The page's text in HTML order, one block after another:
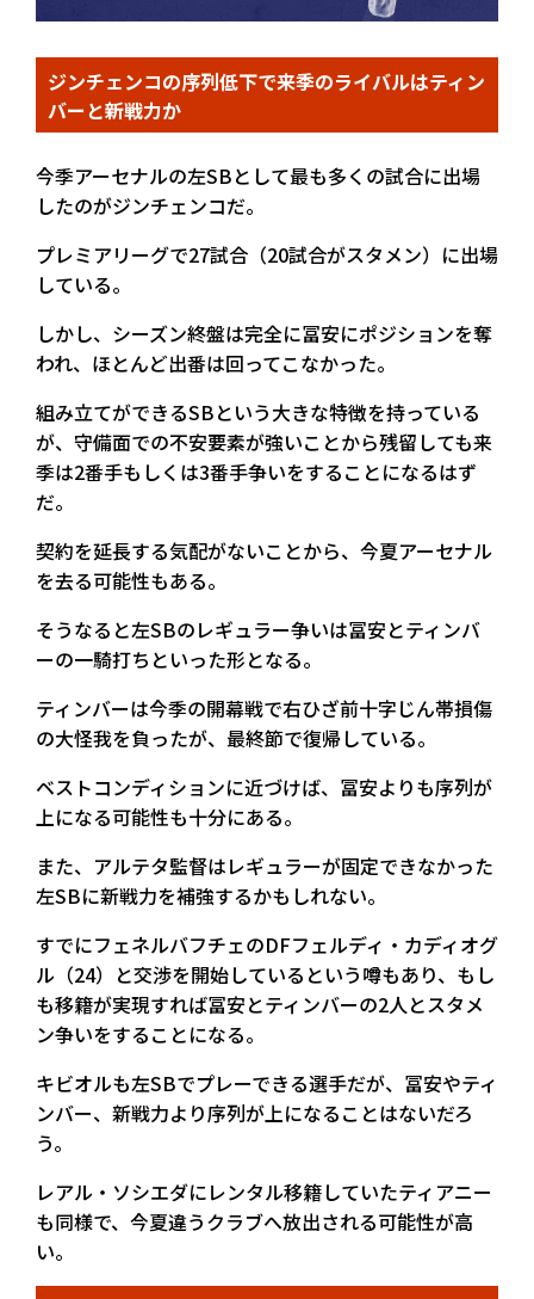
ジンチェンコの序列低下で来季のライバルはティン
バーと新戦力か
今季アーセナルの左SBとして最も多くの試合に出場
したのがジンチェンコだ。
プレミアリーグで27試合（20試合がスタメン）に出場
している。
しかし、シーズン終盤は完全に冨安にポジションを奪
われ、ほとんど出番は回ってこなかった。
組み立てができるSBという大きな特徴を持っている
が、守備面での不安要素が強いことから残留しても来
季は2番手もしくは3番手争いをすることになるはず
だ。
契約を延長する気配がないことから、今夏アーセナル
を去る可能性もある。
そうなると左SBのレギュラー争いは冨安とティンバ
ーの一騎打ちといった形となる。
ティンバーは今季の開幕戦で右ひざ前十字じん帯損傷
の大怪我を負ったが、最終節で復帰している。
ベストコンディションに近づけば、冨安よりも序列が
上になる可能性も十分にある。
また、アルテタ監督はレギュラーが固定できなかった
左SBに新戦力を補強するかもしれない。
すでにフェネルバフチェのDFフェルディ・カディオグ
ル（24）と交渉を開始しているという噂もあり、もし
も移籍が実現すれば冨安とティンバーの2人とスタメ
ン争いをすることになる。
キビオルも左SBでプレーできる選手だが、冨安やティ
ンバー、新戦力より序列が上になることはないだろ
う。
レアル・ソシエダにレンタル移籍していたティアニー
も同様で、今夏違うクラブへ放出される可能性が高
い。